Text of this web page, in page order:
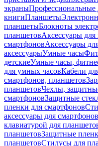
экраныПрофессиональные
книгиПланшеты
планшетыБлокноты
планшетовАксессуары
смартфоновАксессуары
аксессуарыУмные часы
детскиеУмные часы,
для умных часовКабели
смартфонов, планшетов
планшетовЧехлы,
смартфоновЗащитные
пленки для смартфонов
аксессуары для смартфонов
клавиатурой для
планшетовЗащитные
планшетовСтилусы для